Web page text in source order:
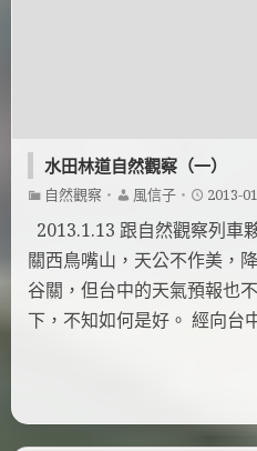
水田林道自然觀察（一）
自然觀察 ・ 風信子 ・ 2013-
2013.1.13 跟自然觀察列車
關西鳥嘴山，天公不作美，
谷關，但台中的天氣預報也
下，不知如何是好。 經向台